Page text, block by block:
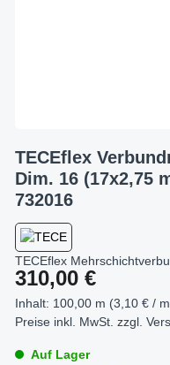
TECEflex
Dim. 16 (17x2,75
732016
TECEflex
Regulärer Preis:
310,00 €
Inhalt: 100,00 m (3,10 € /
Preise inkl. MwSt. zzgl.
Auf Lager